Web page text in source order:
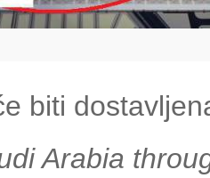
biti
Arabia